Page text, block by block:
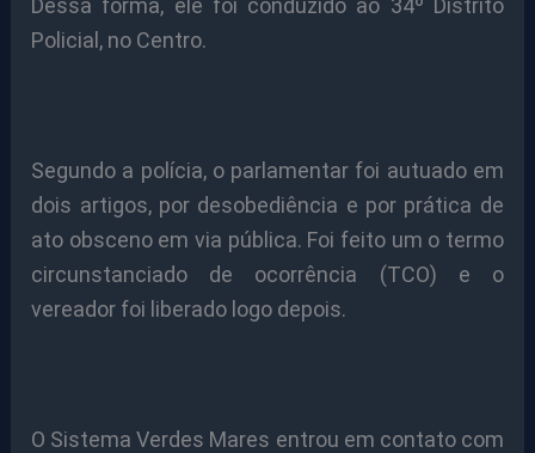
Dessa forma, ele foi conduzido ao 34º Distrito
Policial, no Centro.
Segundo a polícia, o parlamentar foi autuado em
dois artigos, por desobediência e por prática de
ato obsceno em via pública. Foi feito um o termo
circunstanciado de ocorrência (TCO) e o
vereador foi liberado logo depois.
O Sistema Verdes Mares entrou em contato com